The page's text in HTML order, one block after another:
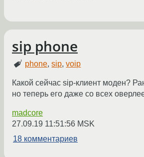
sip phone
phone,sip,voip
Какой сейчас sip-клиент моден?
но теперь его даже со всех
madcore
27.09.19 11:51:56 MSK
18 комментариев